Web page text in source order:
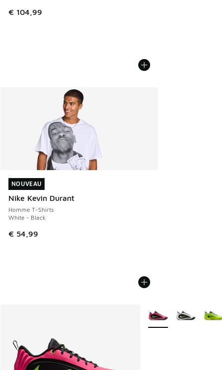
€ 104,99
NOUVEAU
Nike Kevin Durant
Homme T-Shirts
White - Black
€ 54,99
NOUVEAU
Plus de couleurs